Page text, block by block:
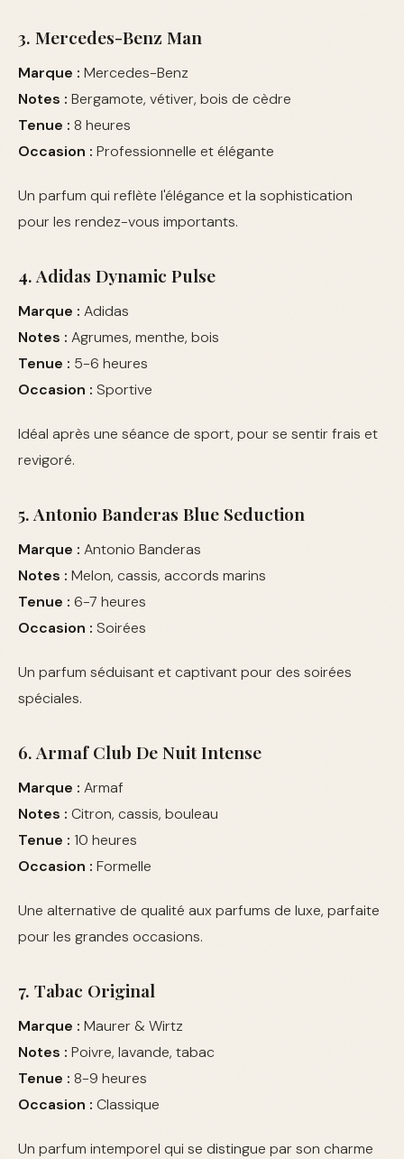
3. Mercedes-Benz Man
Marque : Mercedes-Benz
Notes : Bergamote, vétiver, bois de cèdre
Tenue : 8 heures
Occasion : Professionnelle et élégante
Un parfum qui reflète l'élégance et la sophistication
pour les rendez-vous importants.
4. Adidas Dynamic Pulse
Marque : Adidas
Notes : Agrumes, menthe, bois
Tenue : 5-6 heures
Occasion : Sportive
Idéal après une séance de sport, pour se sentir frais et
revigoré.
5. Antonio Banderas Blue Seduction
Marque : Antonio Banderas
Notes : Melon, cassis, accords marins
Tenue : 6-7 heures
Occasion : Soirées
Un parfum séduisant et captivant pour des soirées
spéciales.
6. Armaf Club De Nuit Intense
Marque : Armaf
Notes : Citron, cassis, bouleau
Tenue : 10 heures
Occasion : Formelle
Une alternative de qualité aux parfums de luxe, parfaite
pour les grandes occasions.
7. Tabac Original
Marque : Maurer & Wirtz
Notes : Poivre, lavande, tabac
Tenue : 8-9 heures
Occasion : Classique
Un parfum intemporel qui se distingue par son charme